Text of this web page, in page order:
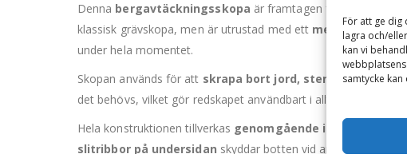
För att ge dig
lagra och/
kan vi
samtycke
Denna bergavtäckningsskopa är framtagen för
klassisk grävskopa, men är utrustad med ett mekaniskt
under hela momentet.
Skopan används för att skrapa bort jord, sten och löst
det behövs, vilket gör redskapet användbart i allt från
Hela konstruktionen tillverkas genomgående i Hardox 450
slitribbor på undersidan skyddar botten vid arbete mot